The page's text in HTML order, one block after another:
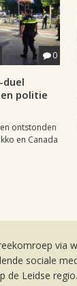
0
duel
politie
ontstonden
en Canada
via
sociale
de Leidse regio.